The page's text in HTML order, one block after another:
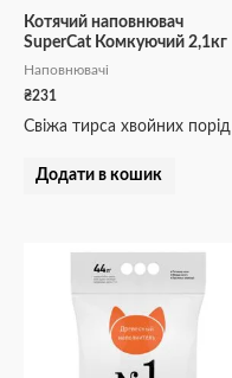
Котячий наповнювач
SuperCat Комкуючий 2,1кг
Наповнювачі
₴231
Свіжа тирса хвойних порід
Додати в кошик